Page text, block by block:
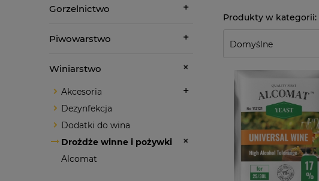
Gorzelnictwo
Piwowarstwo
Winiarstwo
Akcesoria
Dezynfekcja
Dodatki do wina
Drożdże winne i pożywki
Alcomat